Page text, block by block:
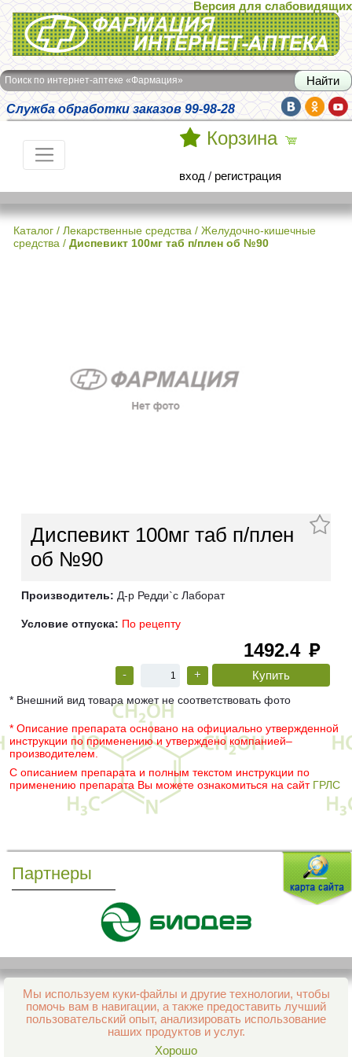
Интернет-аптека Фармация
Версия для слабовидящих
Поиск по интернет-аптеке «Фармация»
Служба обработки заказов 99-98-28
Корзина
вход / регистрация
Каталог / Лекарственные средства / Желудочно-кишечные
средства / Диспевикт 100мг таб п/плен об №90
Диспевикт 100мг таб п/плен
об №90
Производитель: Д-р Редди`с Лаборат
Условие отпуска: По рецепту
1492.4 руб
- +
* Внешний вид товара может не соответствовать фото
* Описание препарата основано на официально утвержденной
инструкции по применению и утверждено компанией–
производителем.
С описанием препарата и полным текстом инструкции по
применению препарата Вы можете ознакомиться на сайт ГРЛС
Партнеры
Мы используем куки-файлы и другие технологии, чтобы
помочь вам в навигации, а также предоставить лучший
пользовательский опыт, анализировать использование
наших продуктов и услуг.
Хорошо
Все права защищены и охраняются законом
© 2013–2026 Интернет-аптека Фармация
support@aptekapenza.ru
Телефон: Служба обработки заказов 99-98-28